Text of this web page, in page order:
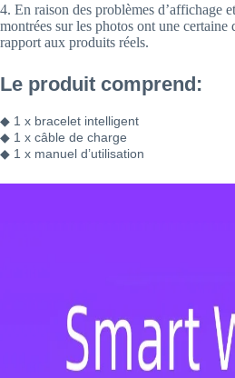
4. En raison des problèmes d’affichage
montrées sur les photos ont une
rapport aux produits réels.
Le produit comprend:
◆ 1 x bracelet intelligent
◆ 1 x câble de charge
◆ 1 x manuel d’utilisation